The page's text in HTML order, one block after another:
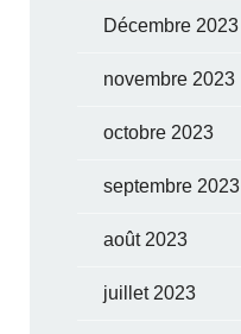
Décembre 2023
novembre 2023
octobre 2023
septembre 2023
août 2023
juillet 2023